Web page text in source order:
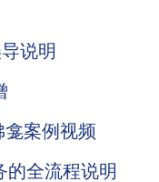
说明
案例视频
的全流程说明